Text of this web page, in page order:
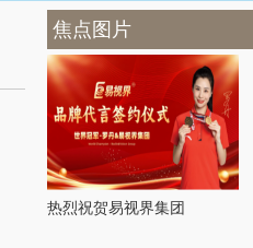
焦点图片
热烈祝贺易视界集团